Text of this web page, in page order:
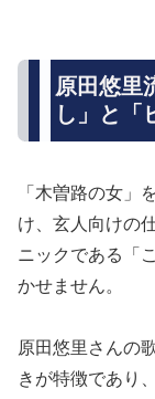
原田悠里
し」と「
「木曽路の女」
け、玄人向けの
ニックである「
かせません。
原田悠里さんの
きが特徴であり